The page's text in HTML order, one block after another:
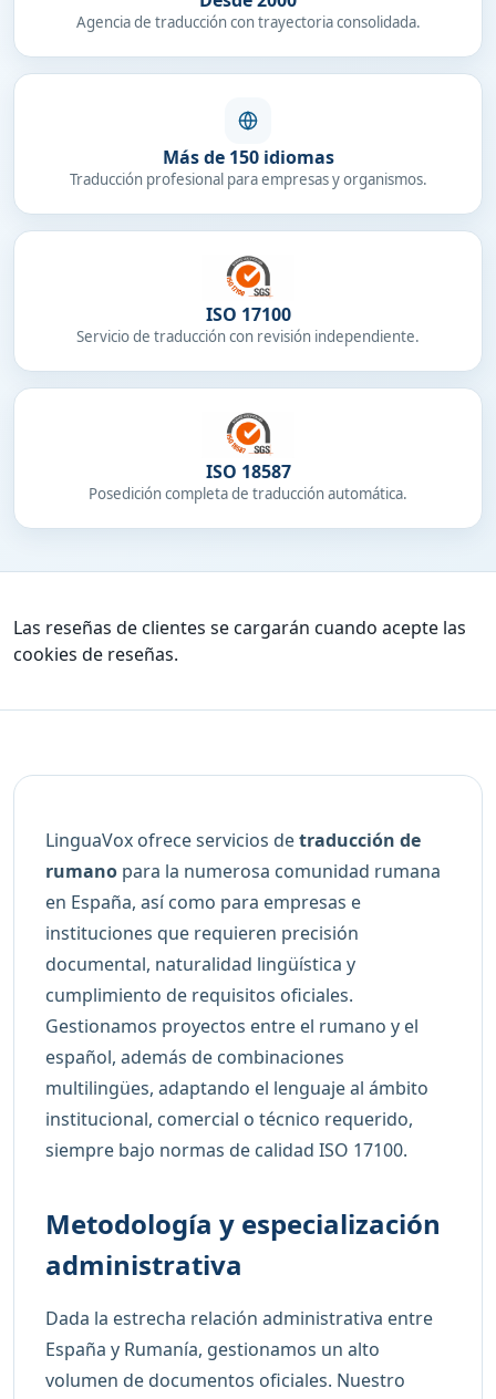
Agencia de traducción con trayectoria consolidada.
Más de 150 idiomas
Traducción profesional para empresas y organismos.
ISO 17100
Servicio de traducción con revisión independiente.
ISO 18587
Posedición completa de traducción automática.
Las reseñas de clientes se cargarán cuando acepte las
cookies de reseñas.
LinguaVox ofrece servicios detraducción de
rumano para la numerosa comunidad rumana
en España, así como para empresas e
instituciones que requieren precisión
documental, naturalidad lingüística y
cumplimiento de requisitos oficiales.
Gestionamos proyectos entre el rumano y el
español, además de combinaciones
multilingües, adaptando el lenguaje al ámbito
institucional, comercial o técnico requerido,
siempre bajo normas de calidad ISO 17100.
Metodología y especialización
administrativa
Dada la estrecha relación administrativa entre
España y Rumanía, gestionamos un alto
volumen de documentos oficiales. Nuestro